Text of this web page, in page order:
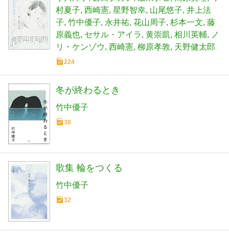
村夏子 西崎憲 星野智幸 山尾悠子 井上法
子 竹中優子 永井祐 花山周子 杉本一文 藤
原義也 セサル・アイラ 黄崇凱 相川英輔
ノ
リ・ケンゾウ 西崎憲 柳原孝敦 天野健太郎
224
冬が終わるとき
竹中優子
38
歌集 輪をつくる
竹中優子
32